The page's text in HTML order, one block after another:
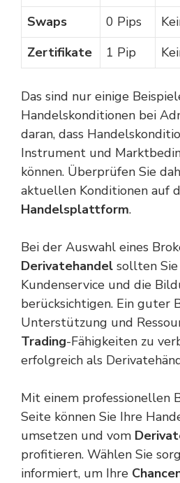
Swaps 0 Pips
Zertifikate
1 Pip
Das sind nur einige
Handelskonditionen bei
daran, dass
Instrument und
können. Überprüfen Sie
aktuellen Konditionen auf
Handelsplattform.
Bei der Auswahl eines
Derivatehandel sollten
Kundenservice und die
berücksichtigen. Ein guter
Unterstützung und
Trading-Fähigkeiten zu
erfolgreich als
Mit einem professionellen
Seite können Sie Ihre
umsetzen und vom
profitieren. Wählen Sie
informiert, um Ihre